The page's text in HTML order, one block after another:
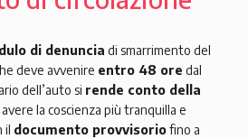
di denuncia di smarrimento del
deve avvenire entro 48 ore dal
dell’auto si rende conto della
la coscienza più tranquilla e
il documento provvisoriofino a